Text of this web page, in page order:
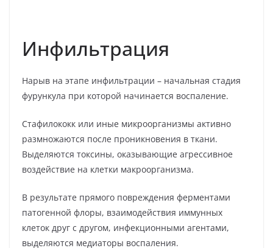
Инфильтрация
Нарыв на этапе инфильтрации – начальная стадия
фурункула при которой начинается воспаление.
Стафилококк или иные микроорганизмы активно
размножаются после проникновения в ткани.
Выделяются токсины, оказывающие агрессивное
воздействие на клетки макроорганизма.
В результате прямого повреждения ферментами
патогенной флоры, взаимодействия иммунных
клеток друг с другом, инфекционными агентами,
выделяются медиаторы воспаления.